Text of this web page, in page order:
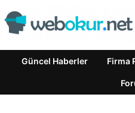
Güncel Haberler Firma